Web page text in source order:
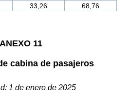
33,26 68,76
ANEXO 11
cabina de pasajeros
1 de enero de 2025